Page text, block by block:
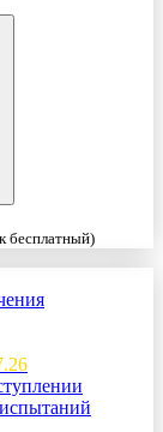
бесплатный)